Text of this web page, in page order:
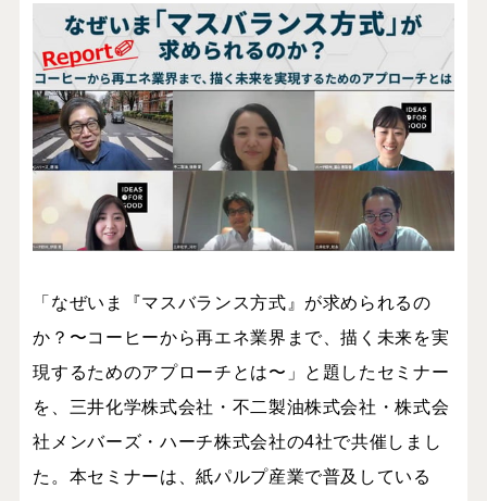
「なぜいま『マスバランス方式』が求められるの
か？〜コーヒーから再エネ業界まで、描く未来を実
現するためのアプローチとは〜」と題したセミナー
を、三井化学株式会社・不二製油株式会社・株式会
社メンバーズ・ハーチ株式会社の4社で共催しまし
た。本セミナーは、紙パルプ産業で普及している